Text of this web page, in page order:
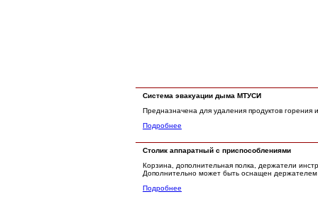
Система эвакуации дыма МТУСИ
Предназначена для удаления продуктов
Подробнее
Столик аппаратный с приспособлениями
Корзина, дополнительная полка, держатели
Дополнительно может быть оснащен
Подробнее